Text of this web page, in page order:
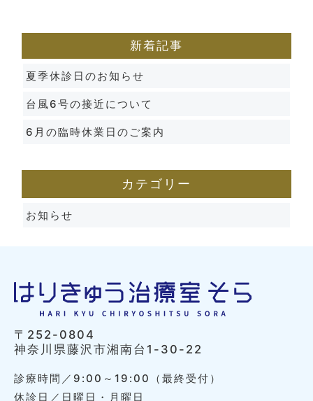
新着記事
夏季休診日のお知らせ
台風6号の接近について
6月の臨時休業日のご案内
カテゴリー
お知らせ
〒252-0804
神奈川県藤沢市湘南台1-30-22
診療時間／9:00～19:00（最終受付）
休診日／日曜日・月曜日